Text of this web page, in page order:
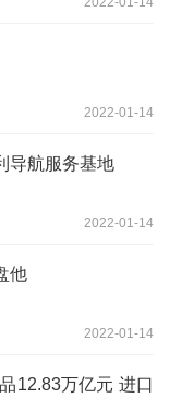
2022-01-14
导航服务基地
2022-01-14
他
2022-01-14
12.83万亿元 进口